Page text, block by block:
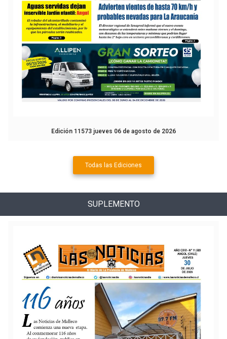
Edición 11573 jueves 06 de agosto de 2026
Todas las Ediciones
SUPLEMENTO